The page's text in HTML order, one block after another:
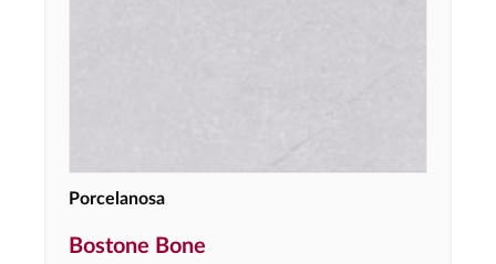
Porcelanosa
Bostone Bone